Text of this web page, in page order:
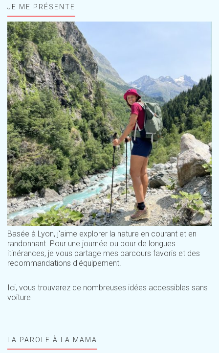
JE ME PRÉSENTE
Basée à Lyon, j'aime explorer la nature en courant et en
randonnant. Pour une journée ou pour de longues
itinérances, je vous partage mes parcours favoris et des
recommandations d'équipement.
Ici, vous trouverez de nombreuses idées accessibles sans
voiture
LA PAROLE À LA MAMA